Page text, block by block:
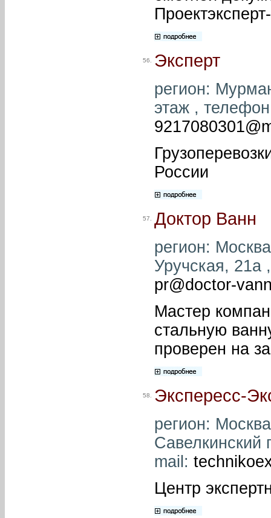
56. Эксперт
регион:
этаж ,
России
57. Доктор Ванн
регион:
Уручская, 21а
pr@doctor-
Мастер
стальную
проверен на
58. Экспересс-
регион:
Савелкинский
mail:
Центр